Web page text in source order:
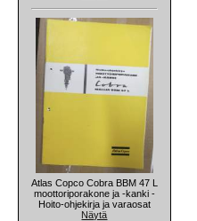
Atlas Copco Cobra BBM 47 L
moottoriporakone ja -kanki -
Hoito-ohjekirja ja varaosat
Näytä